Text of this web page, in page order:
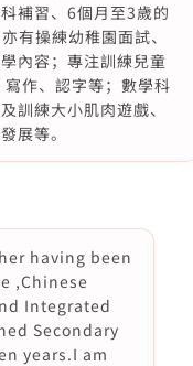
補習、6個月至3歲的
有操練幼稚園面試、
內容；專注訓練兒童
作、認字等；數學科
訓練大小肌肉遊戲、
展等。
having been
,Chinese
Integrated
Secondary
years.I am